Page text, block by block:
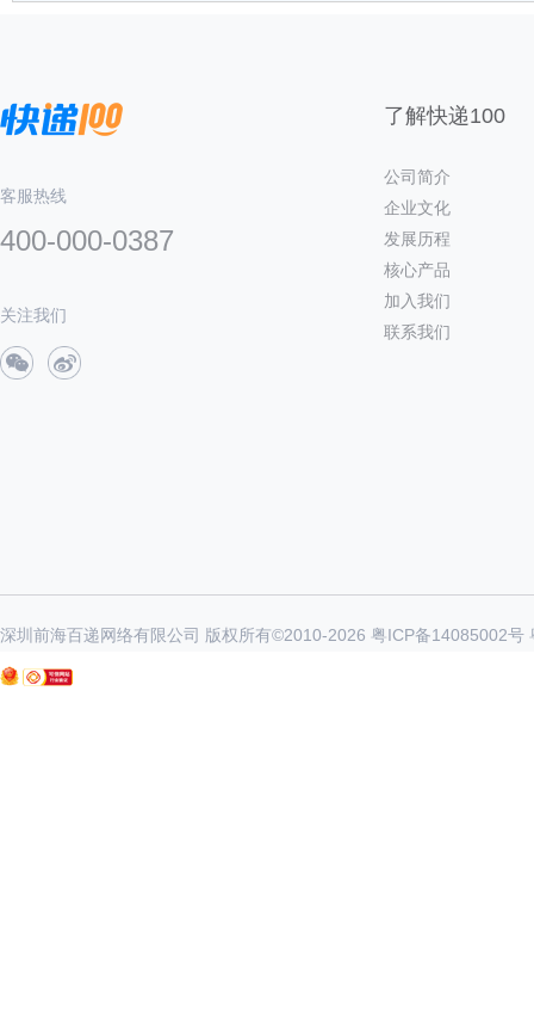
客服热线
400-000-0387
关注我们
了解快递100
公司简介
企业文化
发展历程
核心产品
加入我们
联系我们
深圳前海百递网络有限公司 版权所有©2010-2026 粤ICP备14085002号